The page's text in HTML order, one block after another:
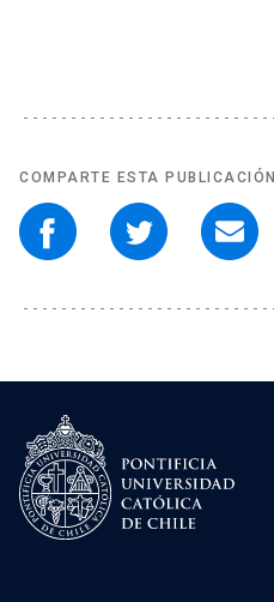
COMPARTE ESTA PUBLICACIÓN